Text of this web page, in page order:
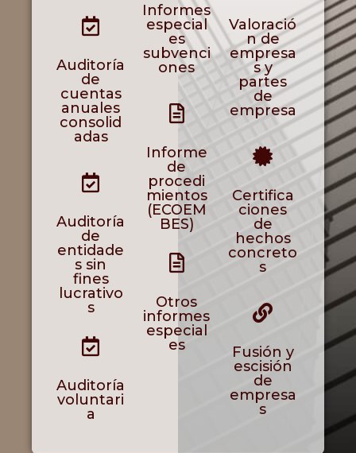
Auditoría
de
cuentas
anuales
consolid
adas
Auditoría
de
entidade
s sin
fines
lucrativo
s
Auditoría
voluntari
a
Informes
especial
es
subvenci
ones
Informe
de
procedi
mientos
(ECOEM
BES)
Otros
informes
especial
es
Valoració
n de
empresa
s y
partes
de
empresa
Certifica
ciones
de
hechos
concreto
s
Fusión y
escisión
de
empresa
s